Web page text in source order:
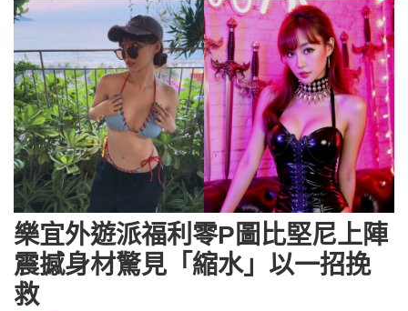
樂宜外遊派福利零P圖比堅尼上陣
震撼身材驚見「縮水」以一招挽
救